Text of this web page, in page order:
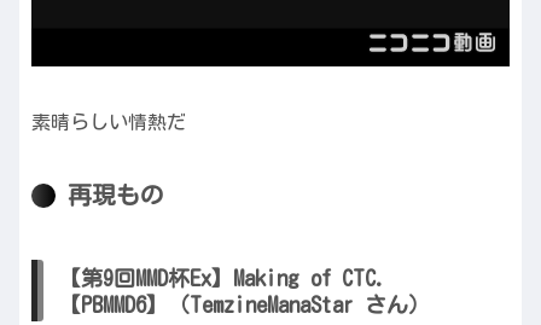
素晴らしい情熱だ
再現もの
【第9回MMD杯Ex】Making of CTC.
【PBMMD6】（TemzineManaStar さん）